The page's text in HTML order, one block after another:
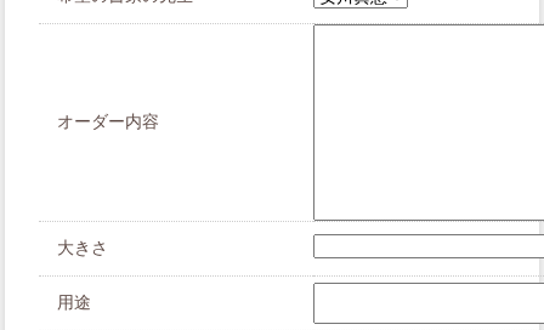
オーダー内容
大きさ
用途